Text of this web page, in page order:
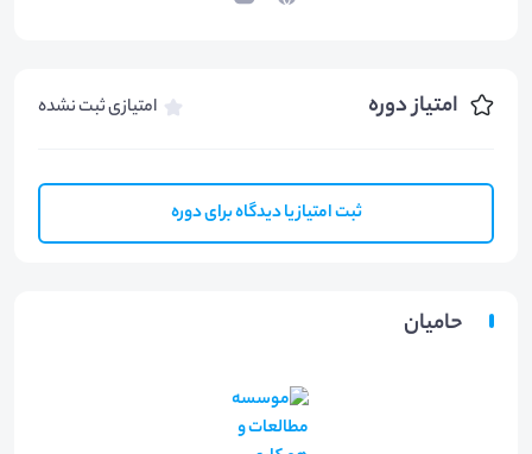
امتیاز دوره امتیازی ثبت نشده
ثبت امتیاز یا دیدگاه برای دوره
حامیان